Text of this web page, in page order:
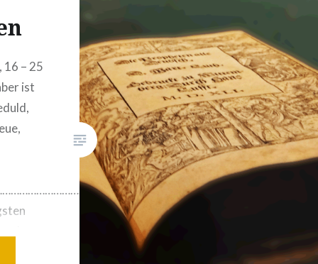
16 – 25
ist